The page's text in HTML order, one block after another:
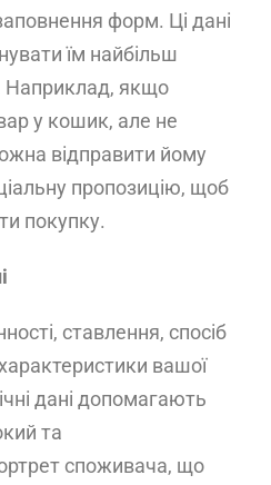
форм. Ці дані
їм найбільш
Наприклад, якщо
у кошик, але не
відправити йому
пропозицію, щоб
покупку.
ставлення, спосіб
вашої
дані допомагають
та
споживача, що